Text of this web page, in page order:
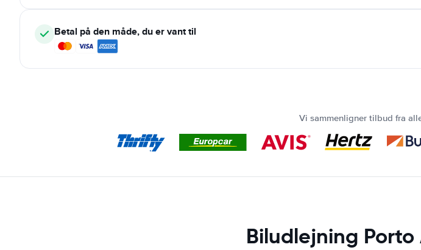
Betal på den måde, du er vant til
Vi sammenligner tilbud fra
Biludlejning